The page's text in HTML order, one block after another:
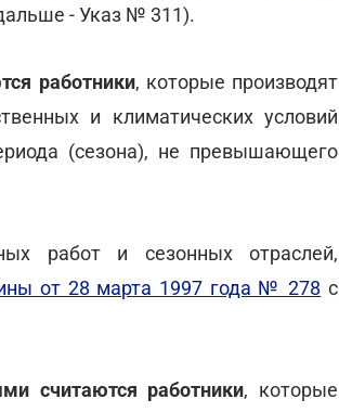
- Указ № 311).
работники, которые производят
и климатических условий
(сезона), не превышающего
работ и сезонных отраслей,
от 28 марта 1997 года № 278 с
считаются работники, которые